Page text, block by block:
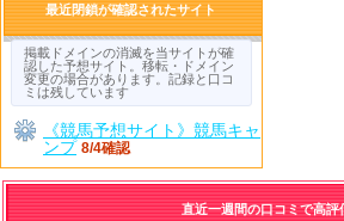
最近閉鎖が確認されたサイト
掲載ドメインの消滅を当サイトが確
認した予想サイト。移転・ドメイン
変更の場合があります。記録と口コ
ミは残しています
《競馬予想サイト》競馬キャ
ンプ 8/4確認
直近一週間の口コミで高評